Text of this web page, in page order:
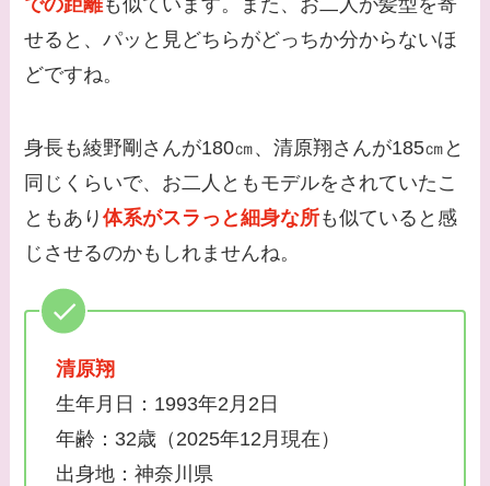
せると、パッと見どちらがどっちか分からないほ
どですね。
身長も綾野剛さんが180㎝、清原翔さんが185㎝と
同じくらいで、お二人ともモデルをされていたこ
ともあり体系がスラっと細身な所も似ていると感
じさせるのかもしれませんね。
清原翔
生年月日：1993年2月2日
年齢：32歳（2025年12月現在）
出身地：神奈川県